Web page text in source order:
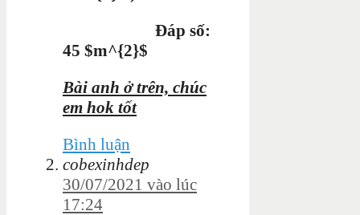
Đáp số:
45 $m^{2}$
Bài anh ở trên, chúc
em hok tốt
Bình luận
cobexinhdep
30/07/2021 vào lúc
17:24